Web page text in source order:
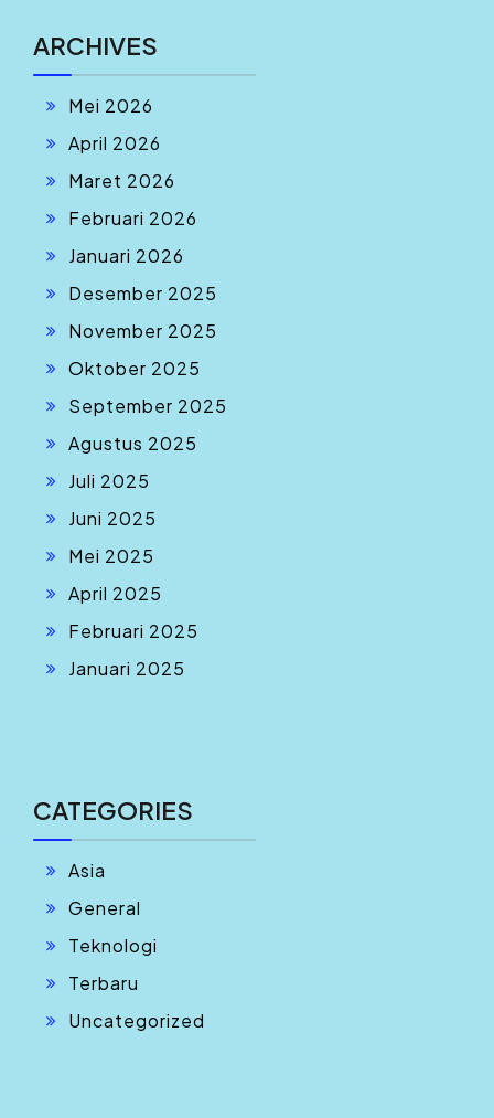
ARCHIVES
Mei 2026
April 2026
Maret 2026
Februari 2026
Januari 2026
Desember 2025
November 2025
Oktober 2025
September 2025
Agustus 2025
Juli 2025
Juni 2025
Mei 2025
April 2025
Februari 2025
Januari 2025
CATEGORIES
Asia
General
Teknologi
Terbaru
Uncategorized